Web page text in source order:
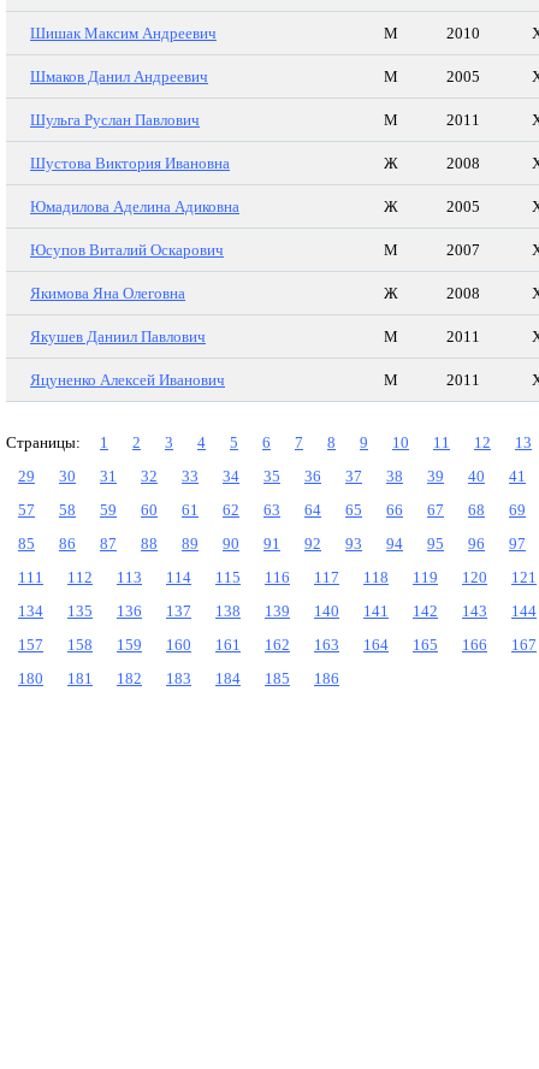
Шишак Максим Андреевич М 2010
Шмаков Данил Андреевич М 2005
Шульга Руслан Павлович М 2011
Шустова Виктория Ивановна Ж 2008
Юмадилова Аделина Адиковна Ж 2005
Юсупов Виталий Оскарович М 2007
Якимова Яна Олеговна Ж 2008
Якушев Даниил Павлович М 2011
Яцуненко Алексей Иванович М 2011
Страницы: 1 2 3 4 5 6 7 8 9 10 11 12
13
29
30 31 32 33 34 35 36 37 38 39 40
41
57
58 59 60 61 62 63 64 65 66 67 68
69
85
86 87 88 89 90 91 92 93 94 95 96
97
111
112 113 114 115 116 117 118 119 120
121
134
135 136 137 138 139 140 141 142 143
144
157
158 159 160 161 162 163 164 165 166
167
180
181 182 183 184 185 186